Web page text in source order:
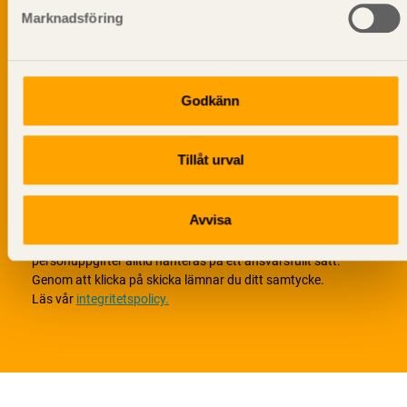
Marknadsföring
Godkänn
Tillåt urval
Avvisa
Vi värnar om personlig integritet vilket innebär att dina
personuppgifter alltid hanteras på ett ansvarsfullt sätt.
Genom att klicka på skicka lämnar du ditt samtycke.
Läs vår integritetspolicy.